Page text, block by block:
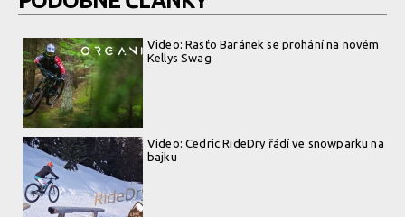
Video: Rasťo Baránek se prohání na novém
Kellys Swag
Video: Cedric RideDry řádí ve snowparku na
bajku